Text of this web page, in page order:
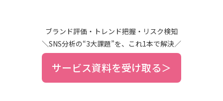
ブランド評価・トレンド把握・リスク検知
＼SNS分析の“3大課題”を、これ1本で解決／
サービス資料を受け取る＞